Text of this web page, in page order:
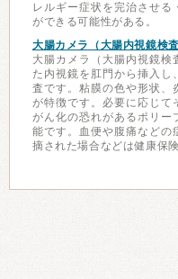
レルギー症状を完治させる
ができる可能性がある。
大腸カメラ（大腸内視鏡検査
大腸カメラ（大腸内視鏡検
た内視鏡を肛門から挿入し
査です。粘膜の色や形状、
が特徴です。必要に応じて
がん化の恐れがあるポリー
能です。血便や腹痛などの
摘された場合などは健康保